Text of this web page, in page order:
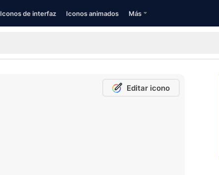
Iconos de interfaz Iconos animados Más
Editar icono